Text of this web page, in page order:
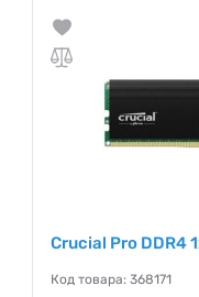
Crucial Pro DDR4
Код товара: 368171